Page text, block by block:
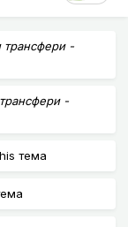
трансфери -
-
тема